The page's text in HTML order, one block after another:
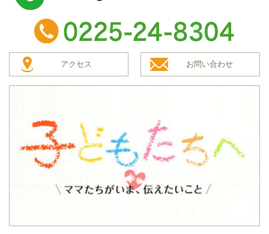
baby smile
TEL：0225-24-8304
アクセス お問い合わせ